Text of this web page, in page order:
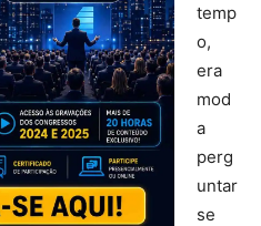
temp
o,
era
mod
a
perg
untar
se